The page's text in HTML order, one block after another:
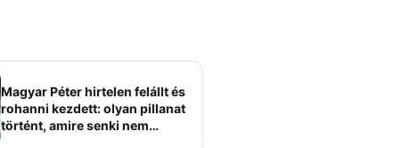
Magyar Péter hirtelen felállt és
rohanni kezdett: olyan pillanat
történt, amire senki nem